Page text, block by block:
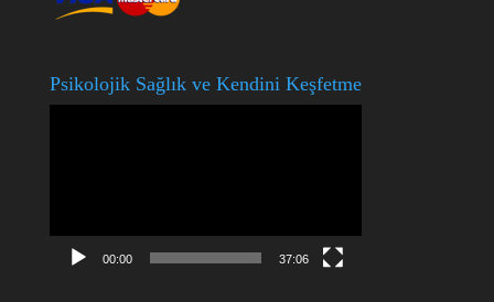
Psikolojik Sağlık ve Kendini Keşfetme
00:00 37:06